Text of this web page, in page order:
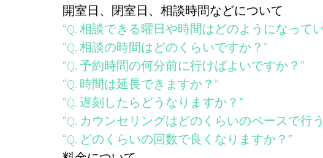
開室日、閉室日、相談時間などについて
“Q. 相談できる曜日や時間はどのようになって
“Q. 相談の時間はどのくらいですか？”
“Q. 予約時間の何分前に行けばよいですか？”
“Q. 時間は延長できますか？”
“Q. 遅刻したらどうなりますか？”
“Q. カウンセリングはどのくらいのペースで行
“Q. どのくらいの回数で良くなりますか？”